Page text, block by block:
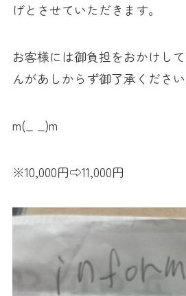
げとさせていただきます。
お客様には御負担をおかけし
んがあしからず御了承ください
m(_ _)m
※10,000円⇨11,000円